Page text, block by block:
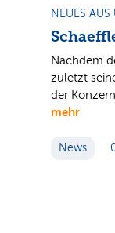
NEUES
Nachdem
zuletzt
der
mehr
News